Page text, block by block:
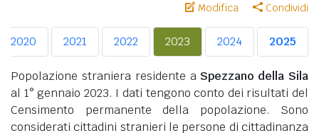
Modifica Condividi
2020 2021 2022 2023 2024 2025
Popolazione straniera residente a Spezzano della Sila
al 1° gennaio 2023. I dati tengono conto dei risultati del
Censimento permanente della popolazione. Sono
considerati cittadini stranieri le persone di cittadinanza